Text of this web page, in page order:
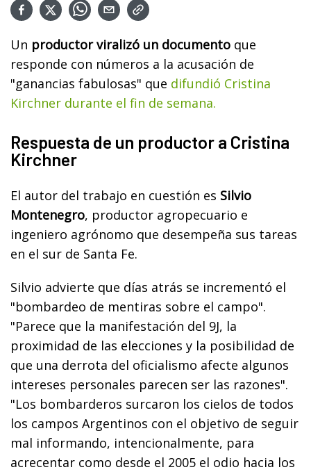
Un productor viralizó un documento que
responde con números a la acusación de
"ganancias fabulosas" que difundió Cristina
Kirchner durante el fin de semana.
Respuesta de un productor a Cristina
Kirchner
El autor del trabajo en cuestión es Silvio
Montenegro, productor agropecuario e
ingeniero agrónomo que desempeña sus tareas
en el sur de Santa Fe.
Silvio advierte que días atrás se incrementó el
"bombardeo de mentiras sobre el campo".
"Parece que la manifestación del 9J, la
proximidad de las elecciones y la posibilidad de
que una derrota del oficialismo afecte algunos
intereses personales parecen ser las razones".
"Los bombarderos surcaron los cielos de todos
los campos Argentinos con el objetivo de seguir
mal informando, intencionalmente, para
acrecentar como desde el 2005 el odio hacia los